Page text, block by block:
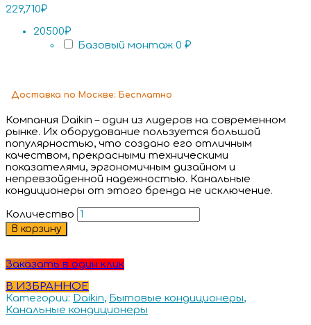
229,710₽
20500₽
Базовый монтаж 0 ₽
Доставка по Москве: Бесплатно
Компания Daikin – один из лидеров на современном
рынке. Их оборудование пользуется большой
популярностью, что создано его отличным
качеством, прекрасными техническими
показателями, эргономичным дизайном и
непревзойденной надежностью. Канальные
кондиционеры от этого бренда не исключение.
Количество
В корзину
Заказать в один клик
В ИЗБРАННОЕ
Категории: Daikin, Бытовые кондиционеры,
Канальные кондиционеры